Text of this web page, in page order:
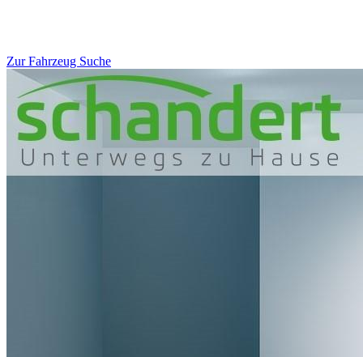
Zur Fahrzeug Suche